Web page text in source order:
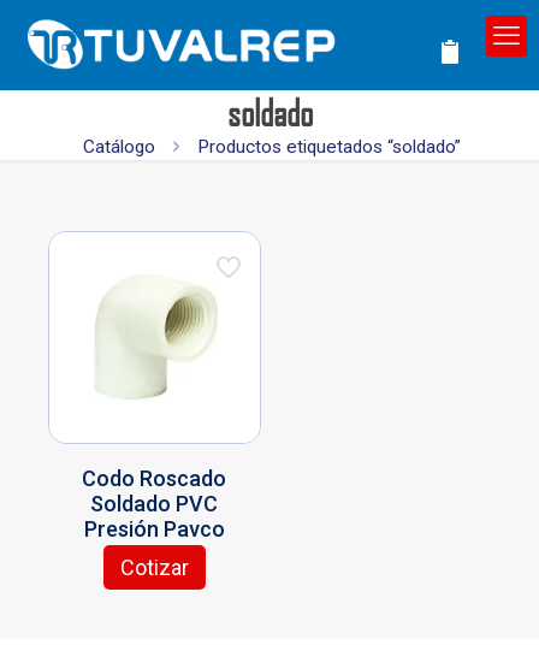
soldado
Catálogo Productos etiquetados “soldado”
Codo Roscado
Soldado PVC
Presión Pavco
Cotizar